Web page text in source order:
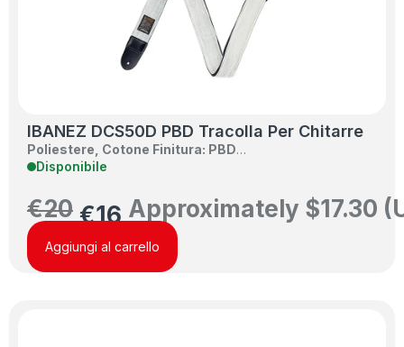
IBANEZ DCS50D PBD Tracolla Per Chitarre
Poliestere, Cotone Finitura: PBD…
Disponibile
€20 €16 Approximately $17.30
Aggiungi al carrello